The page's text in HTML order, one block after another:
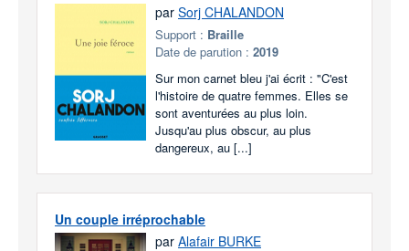
par Sorj CHALANDON
Support : Braille
Date de parution : 2019
Sur mon carnet bleu j'ai écrit : "C'est
l'histoire de quatre femmes. Elles se
sont aventurées au plus loin.
Jusqu'au plus obscur, au plus
dangereux, au [...]
Un couple irréprochable
par Alafair BURKE